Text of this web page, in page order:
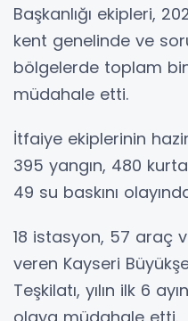
Başkanlığı ekipleri,
kent genelinde ve
bölgelerde toplam
müdahale etti.
İtfaiye ekiplerinin
395 yangın, 480
49 su baskını
18 istasyon, 57 araç
veren Kayseri
Teşkilatı, yılın ilk 6